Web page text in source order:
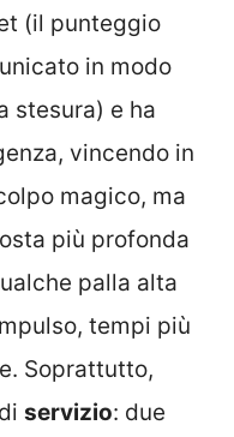
(il punteggio
in modo
stesura) e ha
vincendo in
magico, ma
più profonda
palla alta
tempi più
Soprattutto,
servizio: due